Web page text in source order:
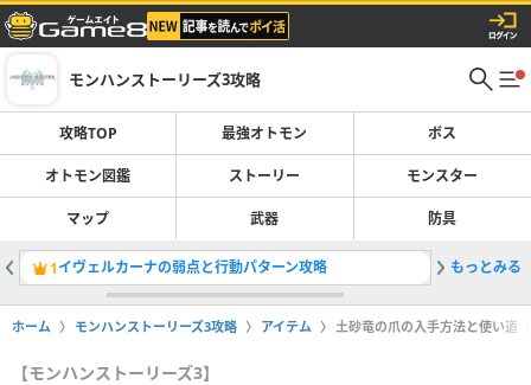
モンハンストーリーズ3攻略
攻略TOP 最強オトモン ボス
オトモン図鑑 ストーリー モンスター
マップ 武器 防具
1イヴェルカーナの弱点と行動パターン攻略 2絶滅危
もっとみる
ホーム モンハンストーリーズ3攻略 アイテム 土砂竜の爪の入手方法と使い道
【モンハンストーリーズ3】